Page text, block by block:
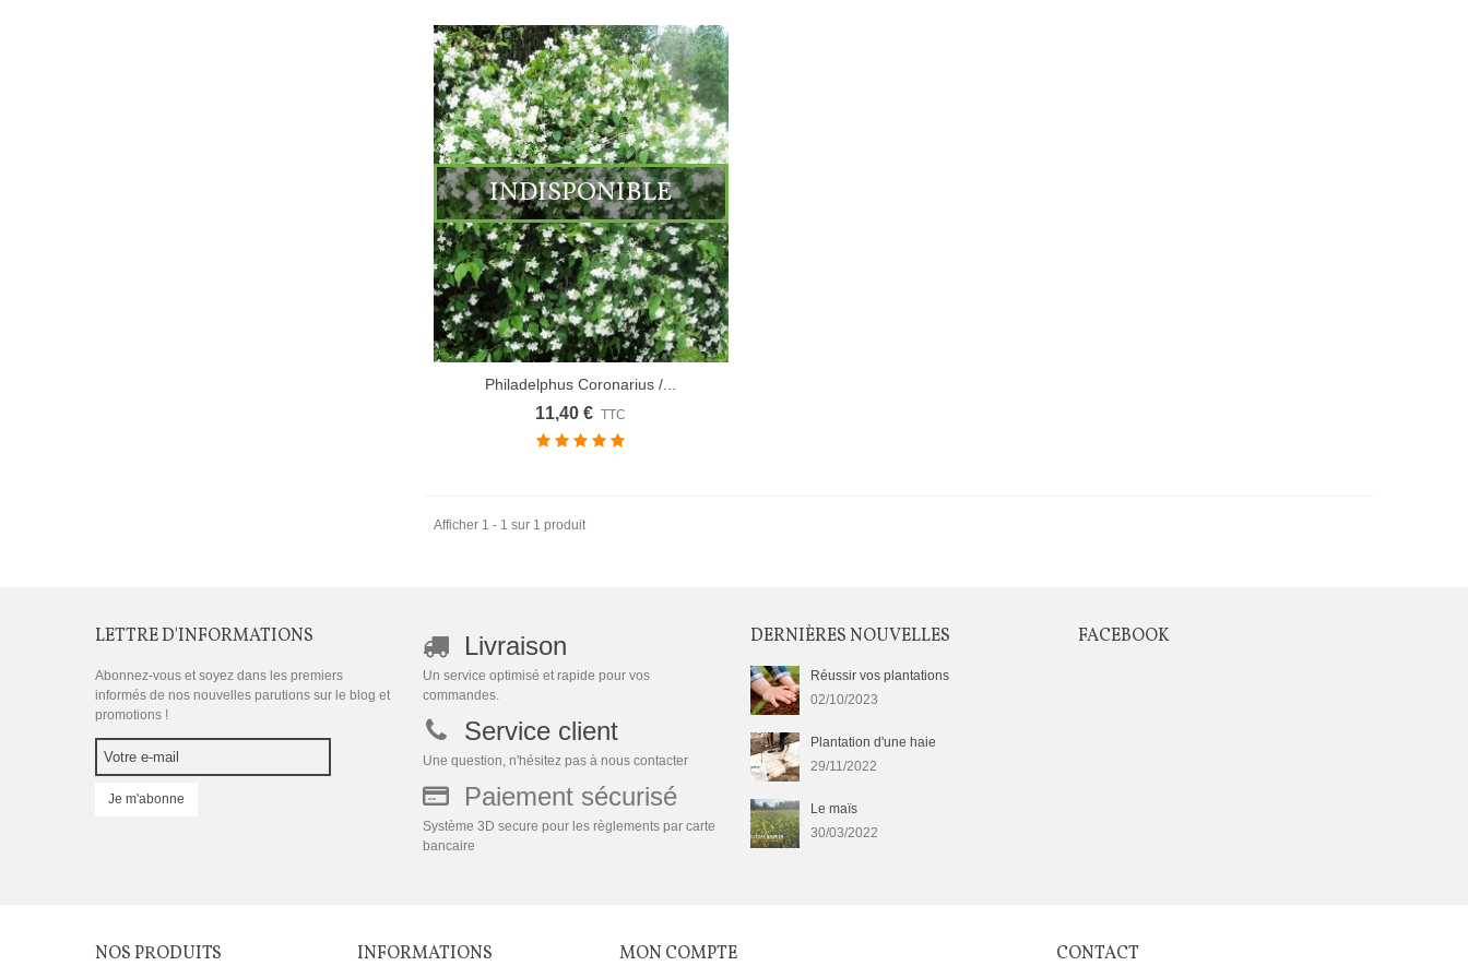
INDISPONIBLE
Philadelphus Coronarius /...
11,40 € TTC
Afficher 1 - 1 sur 1 produit
LETTRE D'INFORMATIONS
Abonnez-vous et soyez dans les premiers
informés de nos nouvelles parutions sur le blog et
promotions !
Je m'abonne
Livraison
Un service optimisé et rapide pour vos
commandes.
Service client
Une question, n'hésitez pas à nous contacter
Paiement sécurisé
Système 3D secure pour les règlements par carte
bancaire
DERNIÈRES NOUVELLES
Réussir vos plantations
02/10/2023
Plantation d'une haie
29/11/2022
Le maïs
30/03/2022
FACEBOOK
NOS PRODUITS INFORMATIONS MON COMPTE CONTACT